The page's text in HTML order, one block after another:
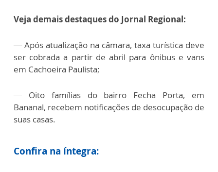
Veja demais destaques do Jornal Regional:
— Após atualização na câmara, taxa turística deve
ser cobrada a partir de abril para ônibus e vans
em Cachoeira Paulista;
— Oito famílias do bairro Fecha Porta, em
Bananal, recebem notificações de desocupação de
suas casas.
Confira na íntegra: